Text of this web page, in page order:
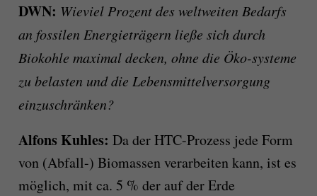
DWN: Wieviel Prozent des weltweiten Bedarfs
an fossilen Energieträgern ließe sich durch
Biokohle maximal decken, ohne die Öko-systeme
zu belasten und die Lebensmittelversorgung
einzuschränken?
Alfons Kuhles: Da der HTC-Prozess jede Form
von (Abfall-) Biomassen verarbeiten kann, ist es
möglich, mit ca. 5 % der auf der Erde